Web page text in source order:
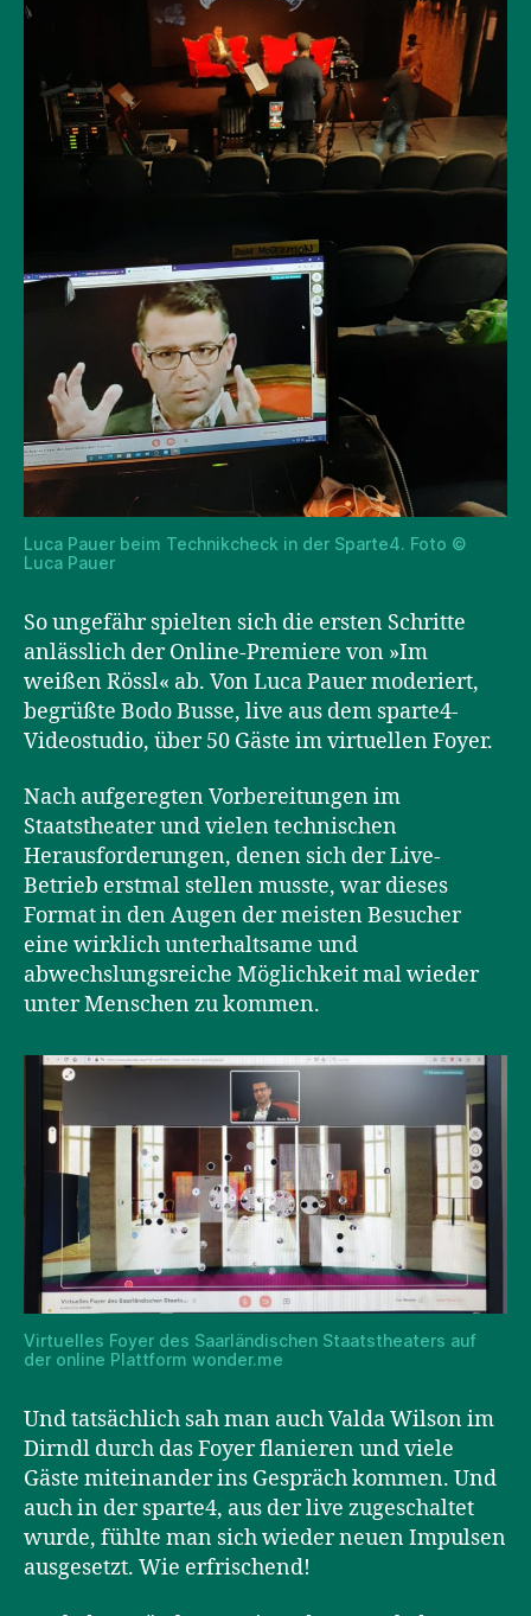
Luca Pauer beim Technikcheck in der Sparte4. Foto ©
Luca Pauer
So ungefähr spielten sich die ersten Schritte
anlässlich der Online-Premiere von »Im
weißen Rössl« ab. Von Luca Pauer moderiert,
begrüßte Bodo Busse, live aus dem sparte4-
Videostudio, über 50 Gäste im virtuellen Foyer.
Nach aufgeregten Vorbereitungen im
Staatstheater und vielen technischen
Herausforderungen, denen sich der Live-
Betrieb erstmal stellen musste, war dieses
Format in den Augen der meisten Besucher
eine wirklich unterhaltsame und
abwechslungsreiche Möglichkeit mal wieder
unter Menschen zu kommen.
Virtuelles Foyer des Saarländischen Staatstheaters auf
der online Plattform wonder.me
Und tatsächlich sah man auch Valda Wilson im
Dirndl durch das Foyer flanieren und viele
Gäste miteinander ins Gespräch kommen. Und
auch in der sparte4, aus der live zugeschaltet
wurde, fühlte man sich wieder neuen Impulsen
ausgesetzt. Wie erfrischend!